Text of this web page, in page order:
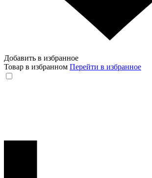
Добавить в избранное
Товар в избранном Перейти в избранное